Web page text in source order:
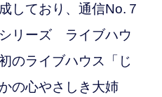
しており、通信No.７
シリーズ ライブハウ
のライブハウス「じ
の心やさしき大姉